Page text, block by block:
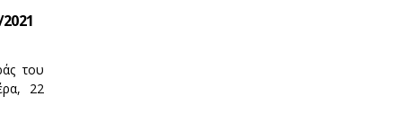
του
22